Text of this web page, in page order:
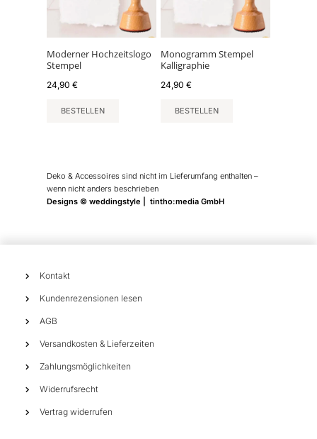
Moderner Hochzeitslogo
Stempel
24,90 €
BESTELLEN
Monogramm Stempel
Kalligraphie
24,90€
BESTELLEN
Deko & Accessoires sind nicht im Lieferumfang enthalten –
wenn nicht anders beschrieben
Designs © weddingstyle | tintho:media GmbH
Kontakt
Kundenrezensionen lesen
AGB
Versandkosten & Lieferzeiten
Zahlungsmöglichkeiten
Widerrufsrecht
Vertrag widerrufen